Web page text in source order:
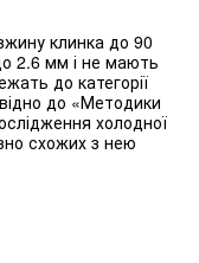
клинка до 90
2.6 мм і не мають
до категорії
до «Методики
холодної
схожих з нею